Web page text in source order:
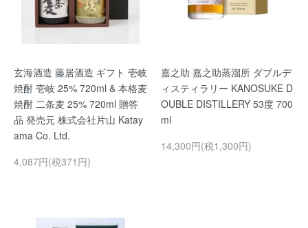
玄海酒造 藤居酒造 ギフト 壱岐
焼酎 壱岐 25% 720ml & 本格麦
焼酎 二条麦 25% 720ml 贈答
品 発売元 株式会社片山 Katay
ama Co. Ltd.
4,087円(税371円)
嘉之助 嘉之助蒸溜所 ダブルデ
ィスティラリー KANOSUKE D
OUBLE DISTILLERY 53度 700
ml
14,300円(税1,300円)